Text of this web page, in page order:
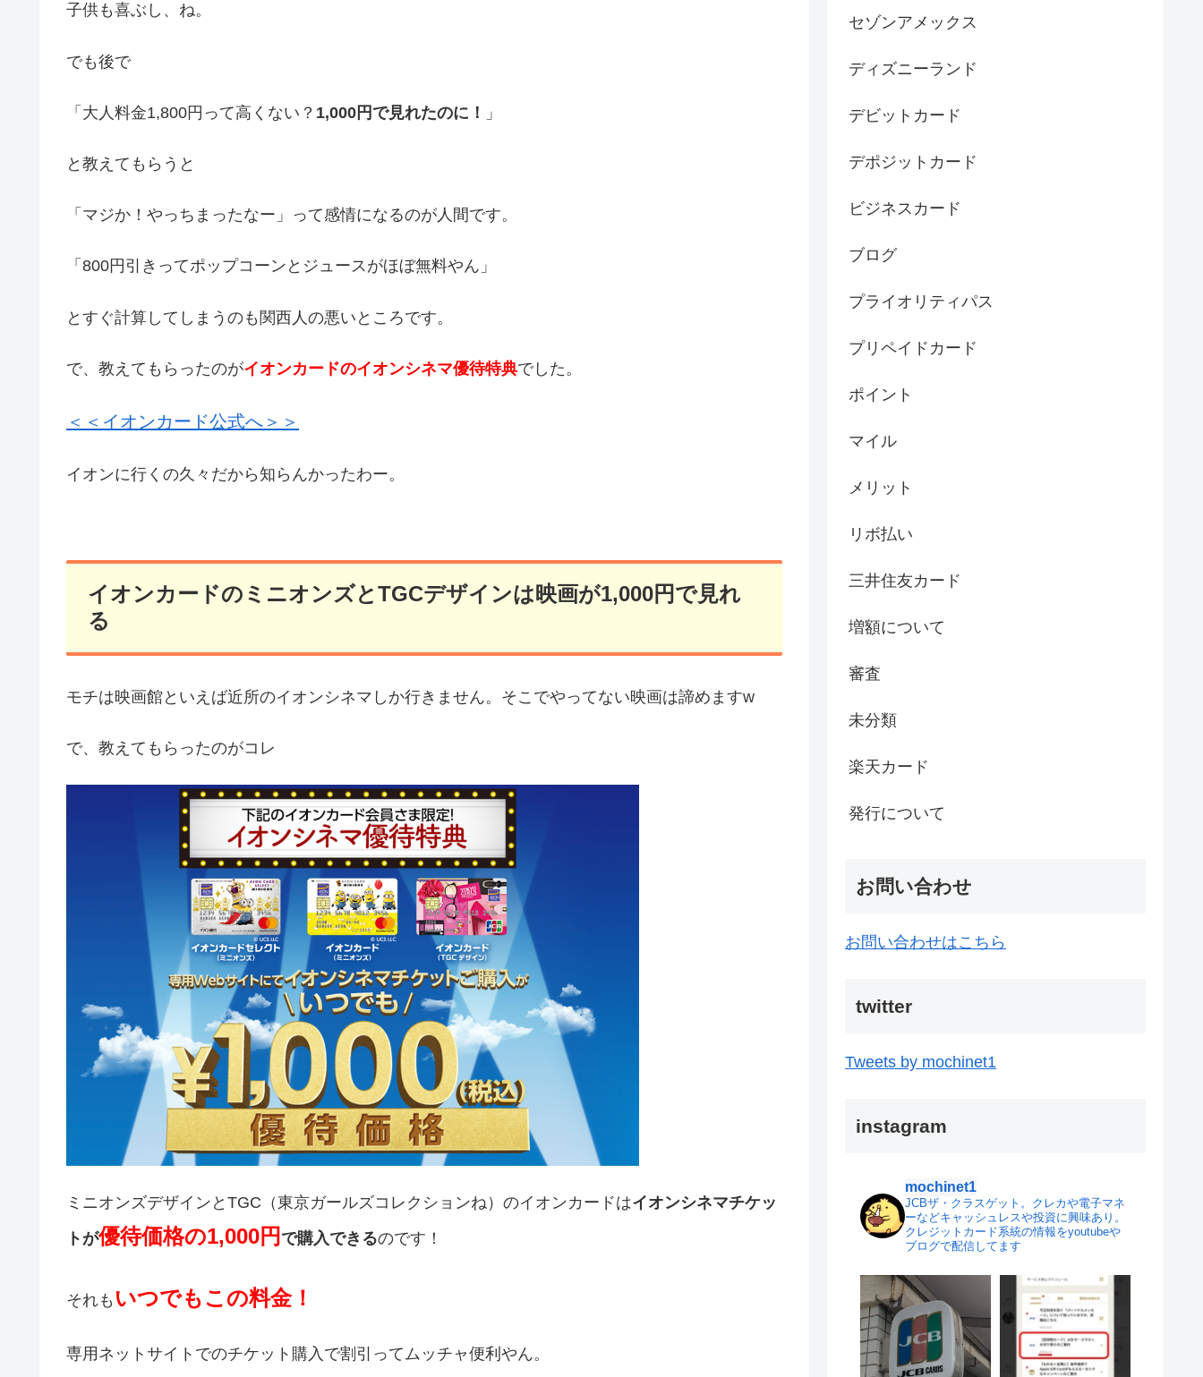
子供も喜ぶし、ね。
でも後で
「大人料金1,800円って高くない？ 1,000円で見れたのに！ 」
と教えてもらうと
「マジか！やっちまったなー」って感情になるのが人間です。
「800円引きってポップコーンとジュースがほぼ無料やん」
とすぐ計算してしまうのも関西人の悪いところです。
で、教えてもらったのがイオンカードのイオンシネマ優待特典でした。
＜＜イオンカード公式へ＞＞
イオンに行くの久々だから知らんかったわー。
イオンカードのミニオンズとTGCデザインは映画が1,000円で見れ
る
モチは映画館といえば近所のイオンシネマしか行きません。そこでやってない映画は諦めますw
で、教えてもらったのがコレ
ミニオンズデザインとTGC（東京ガールズコレクションね）のイオンカードはイオンシネマチケッ
トが優待価格の1,000円 で購入できるのです！
それも いつでもこの料金！
専用ネットサイトでのチケット購入で割引ってムッチャ便利やん。
セゾンアメックス
ディズニーランド
デビットカード
デポジットカード
ビジネスカード
ブログ
プライオリティパス
プリペイドカード
ポイント
マイル
メリット
リボ払い
三井住友カード
増額について
審査
未分類
楽天カード
発行について
お問い合わせ
お問い合わせはこちら
twitter
Tweets by mochinet1
instagram
mochinet1
JCBザ・クラスゲット。クレカや電子マネ
ーなどキャッシュレスや投資に興味あり。
クレジットカード系統の情報をyoutubeや
ブログで配信してます